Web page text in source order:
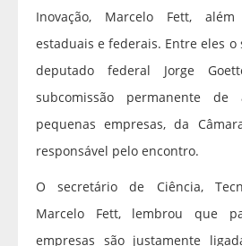
Inovação, Marcelo Fett,
estaduais e federais. Entre eles o
deputado federal Jorge
subcomissão permanente
pequenas empresas, da
responsável pelo encontro.
O secretário de Ciência,
Marcelo Fett, lembrou que
empresas são justamente